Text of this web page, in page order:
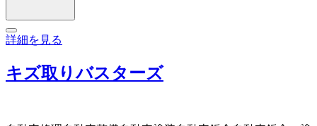
詳細を見る
キズ取りバスターズ